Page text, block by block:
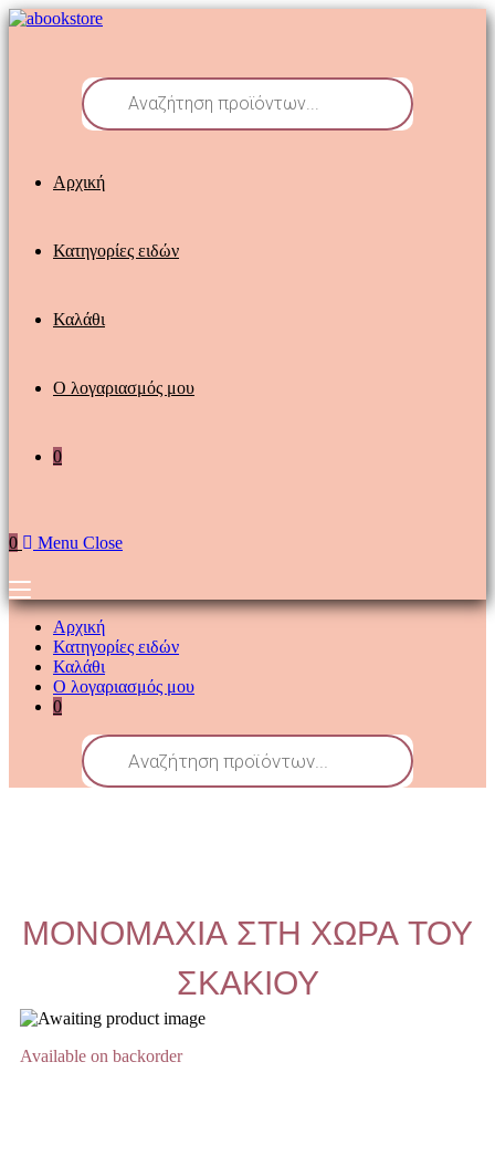
Αρχική
Κατηγορίες ειδών
Καλάθι
Ο λογαριασμός μου
0
0 Menu Close
Αρχική
Κατηγορίες ειδών
Καλάθι
Ο λογαριασμός μου
0
ΜΟΝΟΜΑΧΙΑ ΣΤΗ ΧΩΡΑ ΤΟΥ
ΣΚΑΚΙΟΥ
Available on backorder